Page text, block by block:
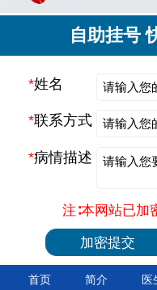
自助挂号
*姓名
*联系方式
*病情描述
注∶本网站已加
首页 简介 医